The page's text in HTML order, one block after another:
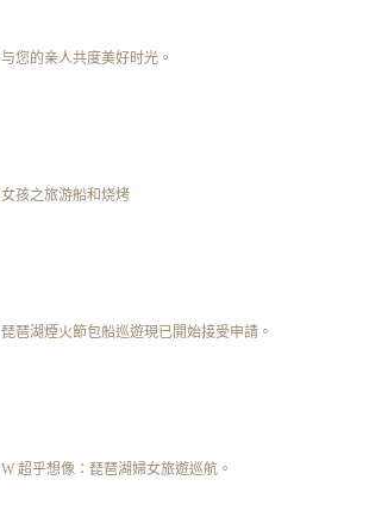
与您的亲人共度美好时光。
女孩之旅游船和烧烤
琵琶湖煙火節包船巡遊現已開始接受申請。
W 超乎想像：琵琶湖婦女旅遊巡航。